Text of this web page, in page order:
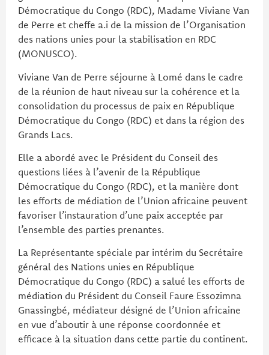
Démocratique du Congo (RDC), Madame Viviane Van
de Perre et cheffe a.i de la mission de l’Organisation
des nations unies pour la stabilisation en RDC
(MONUSCO).
Viviane Van de Perre séjourne à Lomé dans le cadre
de la réunion de haut niveau sur la cohérence et la
consolidation du processus de paix en République
Démocratique du Congo (RDC) et dans la région des
Grands Lacs.
Elle a abordé avec le Président du Conseil des
questions liées à l’avenir de la République
Démocratique du Congo (RDC), et la manière dont
les efforts de médiation de l’Union africaine peuvent
favoriser l’instauration d’une paix acceptée par
l’ensemble des parties prenantes.
La Représentante spéciale par intérim du Secrétaire
général des Nations unies en République
Démocratique du Congo (RDC) a salué les efforts de
médiation du Président du Conseil Faure Essozimna
Gnassingbé, médiateur désigné de l’Union africaine
en vue d’aboutir à une réponse coordonnée et
efficace à la situation dans cette partie du continent.